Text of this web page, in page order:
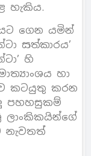
හැකිය.
ගෙන යමින්
සත්කාරය’
හි
හා
කටයුතු කරන
පහහසුකම්
ලාංකිකයින්ගේ
නැවතත්